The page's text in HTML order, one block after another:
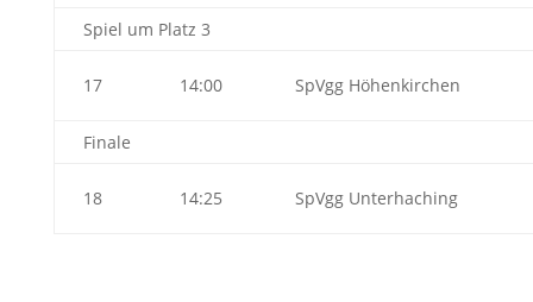
Spiel um Platz 3
17 14:00 SpVgg Höhenkirchen
Finale
18 14:25 SpVgg Unterhaching